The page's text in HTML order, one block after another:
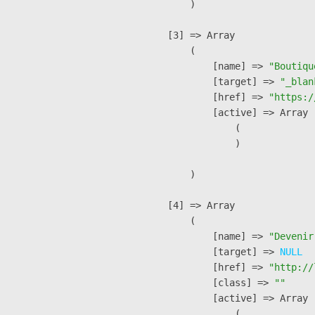
        )
    [3] => Array
        (
            [name] =>
            [target] =>
            [href] =>
"https://
            [active] => Array
                (
                )
        )
    [4] => Array
        (
            [name] =>
"Devenir
            [target] =>
NULL
            [href] =>
"http://
            [class] =>
""
            [active] => Array